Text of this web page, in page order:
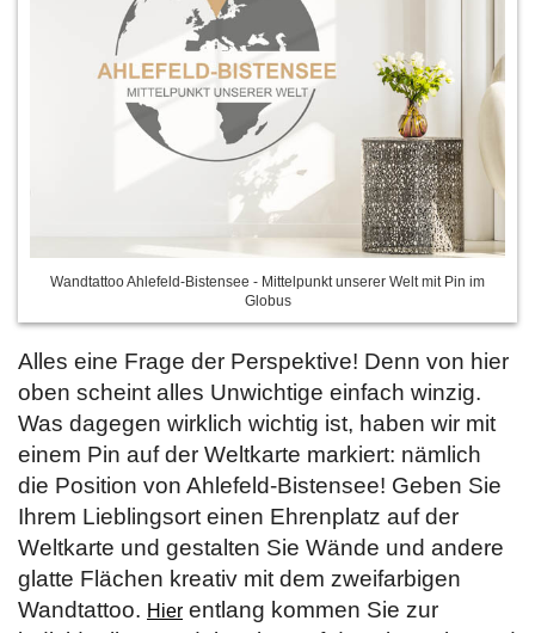
Wandtattoo Ahlefeld-Bistensee - Mittelpunkt unserer Welt mit Pin im
Globus
Alles eine Frage der Perspektive! Denn von hier
oben scheint alles Unwichtige einfach winzig.
Was dagegen wirklich wichtig ist, haben wir mit
einem Pin auf der Weltkarte markiert: nämlich
die Position von Ahlefeld-Bistensee! Geben Sie
Ihrem Lieblingsort einen Ehrenplatz auf der
Weltkarte und gestalten Sie Wände und andere
glatte Flächen kreativ mit dem zweifarbigen
Wandtattoo. Hier entlang kommen Sie zur